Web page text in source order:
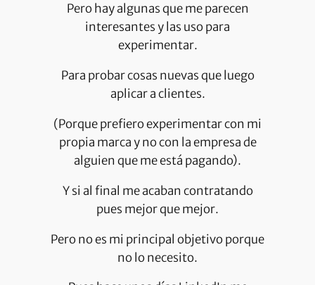
Pero hay algunas que me parecen
interesantes y las uso para
experimentar.
Para probar cosas nuevas que luego
aplicar a clientes.
(Porque prefiero experimentar con mi
propia marca y no con la empresa de
alguien que me está pagando).
Y si al final me acaban contratando
pues mejor que mejor.
Pero no es mi principal objetivo porque
no lo necesito.